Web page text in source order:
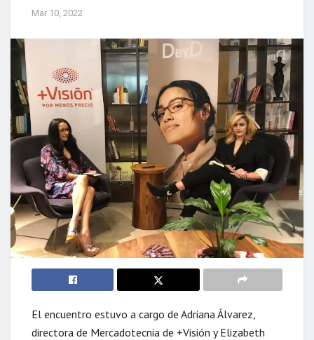
Mar 10, 2022
El encuentro estuvo a cargo de Adriana Álvarez,
directora de Mercadotecnia de +Visión y Elizabeth